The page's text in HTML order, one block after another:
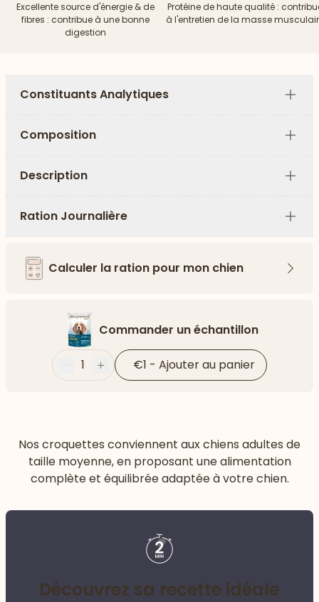
Excellente source d'énergie & de
fibres : contribue à une bonne
digestion
Protéine de haute qualité :
à l'entretien de la masse
Constituants Analytiques
Plus
Composition
Plus
Description
Plus
Ration Journalière
Plus
Calculer la ration pour mon chien
Commander un échantillon
Moins
1 Plus €1 - Ajouter au panier
Nos croquettes conviennent aux chiens adultes de
taille moyenne, en proposant une alimentation
complète et équilibrée adaptée à votre chien.
Découvrez sa recette idéale